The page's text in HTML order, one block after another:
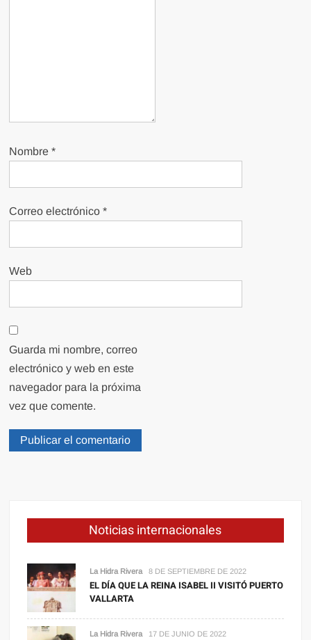
Nombre*
Correo electrónico*
Web
Guarda mi nombre, correo
electrónico y web en este
navegador para la próxima
vez que comente.
Noticias internacionales
La Hidra Rivera 8 DE SEPTIEMBRE DE 2022
EL DÍA QUE LA REINA ISABEL II VISITÓ PUERTO
VALLARTA
La Hidra Rivera 17 DE JUNIO DE 2022